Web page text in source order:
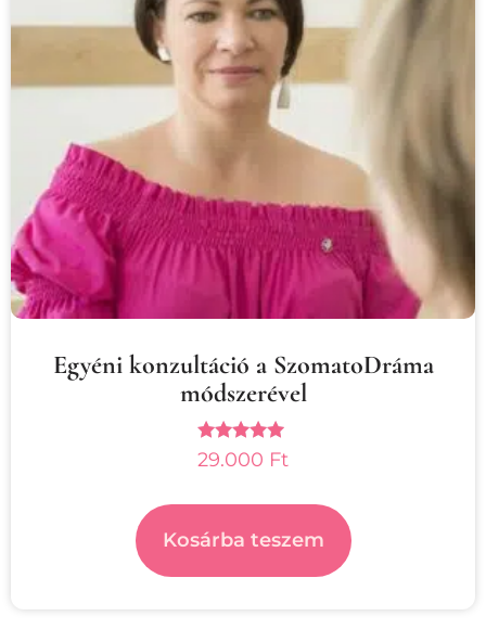
Egyéni konzultáció a SzomatoDráma
módszerével
Értékelés:
5.00
29.000 Ft
Kosárba teszem